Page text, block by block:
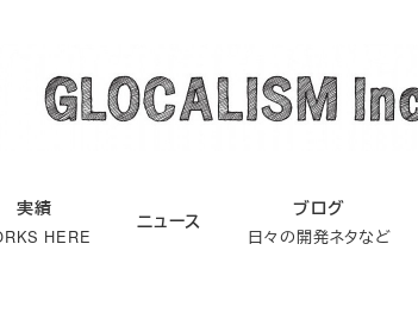
実績
HERE
ニュース
ブログ
日々の開発ネタなど